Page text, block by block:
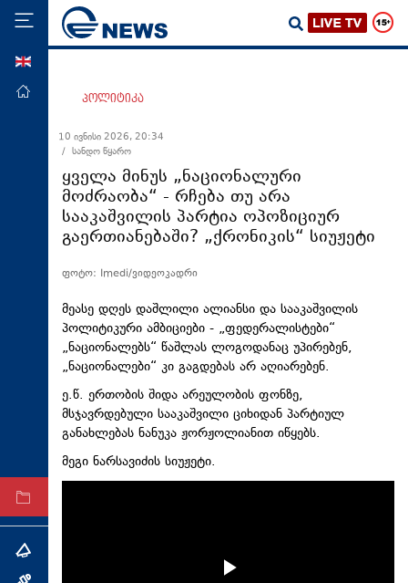
მთავარი
ეკონომიკა
მსოფლიო
ჯანდაცვა
საზოგადოება
სამართალი
თავდაცვა
რეგიონი
კულტურა
სპორტი
ტაბლოიდი
პოლიტიკა
10 ივნისი 2026, 20:34
/ სანდო წყარო
ყველა მინუს „ნაციონალური
მოძრაობა“ - რჩება თუ არა
სააკაშვილის პარტია ოპოზიციურ
გაერთიანებაში? „ქრონიკის“ სიუჟეტი
ფოტო: Imedi/ვიდეოკადრი
მეასე დღეს დაშლილი ალიანსი და სააკაშვილის
პოლიტიკური ამბიციები - „ფედერალისტები“
„ნაციონალებს“ წაშლას ლოგოდანაც უპირებენ,
„ნაციონალები“ კი გაგდებას არ აღიარებენ.
ე.წ. ერთობის შიდა არეულობის ფონზე,
მსჯავრდებული სააკაშვილი ციხიდან პარტიულ
განახლებას ნანუკა ჟორჟოლიანით იწყებს.
მეგი ნარსავიძის სიუჟეტი.